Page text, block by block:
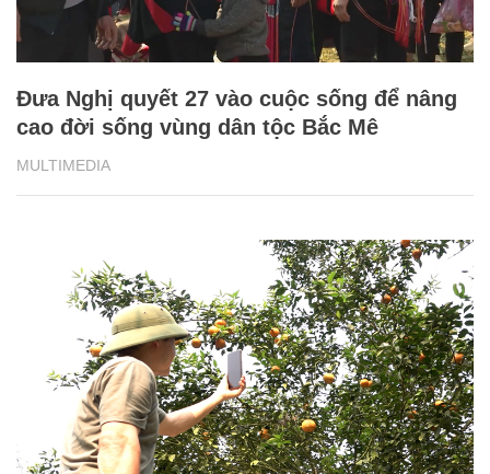
MULTIMEDIA
Vườn cam "chuyển đổi số", người dân
dùng internet trao đổi với chuyên gia